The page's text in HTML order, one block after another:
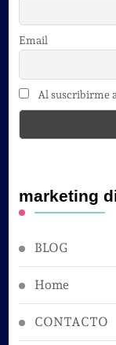
Email
Al suscribirme
marketing
BLOG
Home
CONTACTO